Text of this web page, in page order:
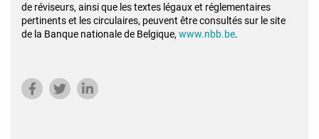
de réviseurs, ainsi que les textes légaux et réglementaires
pertinents et les circulaires, peuvent être consultés sur le site
de la Banque nationale de Belgique, www.nbb.be.